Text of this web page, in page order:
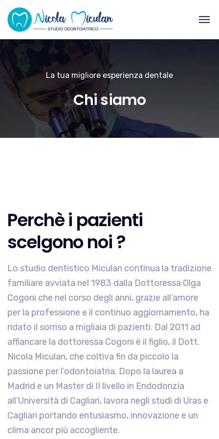
La tua migliore esperienza dentale
Chi siamo
Perchè i pazienti
scelgono noi ?
Lo studio dentistico Miculan continua la tradizione
familiare avviata nel 1983 dalla Dottoressa Olga
Cogoni che nel corso degli anni, grazie all’amore
per la professione e il continuo aggiornamento, ha
ridato il sorriso a migliaia di pazienti. Dal 2011 ad
affiancare la dottoressa Cogoni è il figlio, il Dott.
Nicola Miculan, che coltiva fin da piccolo la
passione per l’odontoiatria. Dopo la laurea a
Madrid e un Master di II livello in Endodonzia
all’Università di Cagliari, lavora negli studi di Uras e
Cagliari portando entusiasmo, innovazione e un
clima ancor più accogliente.